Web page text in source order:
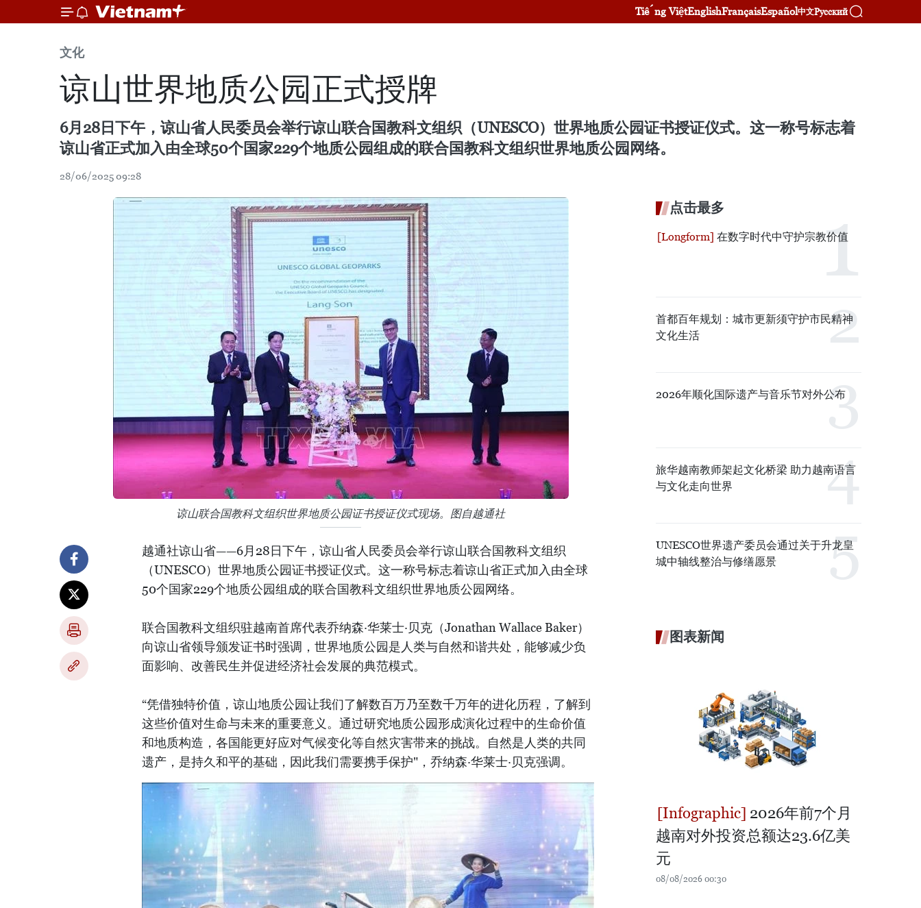
Tiếng ViệtEnglishFrançaisEspañol中文Русский
文化
谅山世界地质公园正式授牌
6月28日下午，谅山省人民委员会举行谅山联合国教科文组织（UNESCO）世界地质公园证书授证仪式。这一称号标志着
谅山省正式加入由全球50个国家229个地质公园组成的联合国教科文组织世界地质公园网络。
28/06/2025 09:28
谅山联合国教科文组织世界地质公园证书授证仪式现场。图自越通社
越通社谅山省——6月28日下午，谅山省人民委员会举行谅山联合国教科文组织
（UNESCO）世界地质公园证书授证仪式。这一称号标志着谅山省正式加入由全球
50个国家229个地质公园组成的联合国教科文组织世界地质公园网络。
联合国教科文组织驻越南首席代表乔纳森·华莱士·贝克（Jonathan Wallace Baker）
向谅山省领导颁发证书时强调，世界地质公园是人类与自然和谐共处，能够减少负
面影响、改善民生并促进经济社会发展的典范模式。
“凭借独特价值，谅山地质公园让我们了解数百万乃至数千万年的进化历程，了解到
这些价值对生命与未来的重要意义。通过研究地质公园形成演化过程中的生命价值
和地质构造，各国能更好应对气候变化等自然灾害带来的挑战。自然是人类的共同
遗产，是持久和平的基础，因此我们需要携手保护"，乔纳森·华莱士·贝克强调。
点击最多
在数字时代中守护宗教价值
首都百年规划：城市更新须守护市民精神
文化生活
2026年顺化国际遗产与音乐节对外公布
旅华越南教师架起文化桥梁 助力越南语言
与文化走向世界
UNESCO世界遗产委员会通过关于升龙皇
城中轴线整治与修缮愿景
图表新闻
2026年前7个月
越南对外投资总额达23.6亿美
元
08/08/2026 00:30